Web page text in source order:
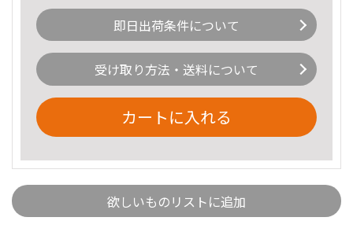
即日出荷条件について
受け取り方法・送料について
カートに入れる
欲しいものリストに追加